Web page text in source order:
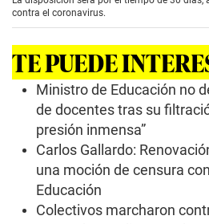
c
d
s
o
contra el coronavirus.
TE PUEDE
Ministro de Educación no
de docentes tras su
presión inmensa”
Carlos Gallardo:
una moción de censura
Educación
Colectivos marcharon